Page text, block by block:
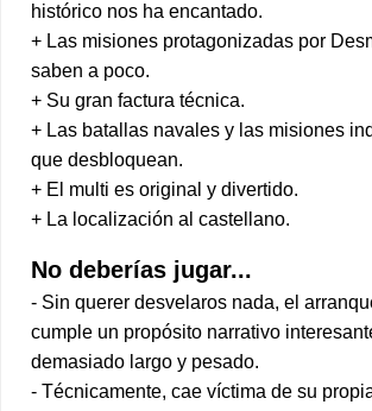
histórico nos ha encantado.
+ Las misiones protagonizadas por
saben a poco.
+ Su gran factura técnica.
+ Las batallas navales y las misiones
que desbloquean.
+ El multi es original y divertido.
+ La localización al castellano.
No deberías jugar...
- Sin querer desvelaros nada, el
cumple un propósito narrativo
demasiado largo y pesado.
- Técnicamente, cae víctima de su